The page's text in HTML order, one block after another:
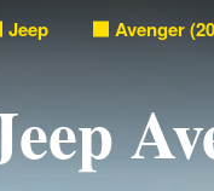
Jeep Avenger